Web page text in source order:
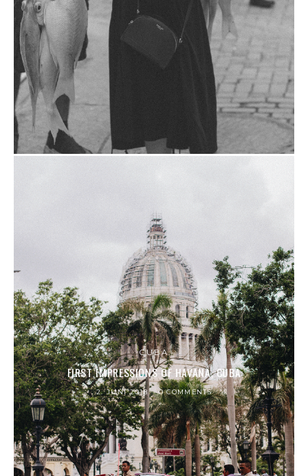
CUBA
FIRST IMPRESSIONS OF HAVANA, CUBA
2. JUNI 2018 0 COMMENTS